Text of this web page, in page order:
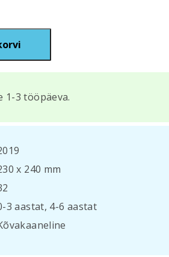
1-3 tööpäeva.
х 240 mm
3 aastat, 4-6 aastat